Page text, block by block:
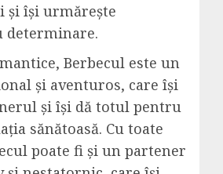
și își urmărește
determinare.
Berbecul este un
și aventuros, care își
și își dă totul pentru
sănătoasă. Cu toate
poate fi și un partener